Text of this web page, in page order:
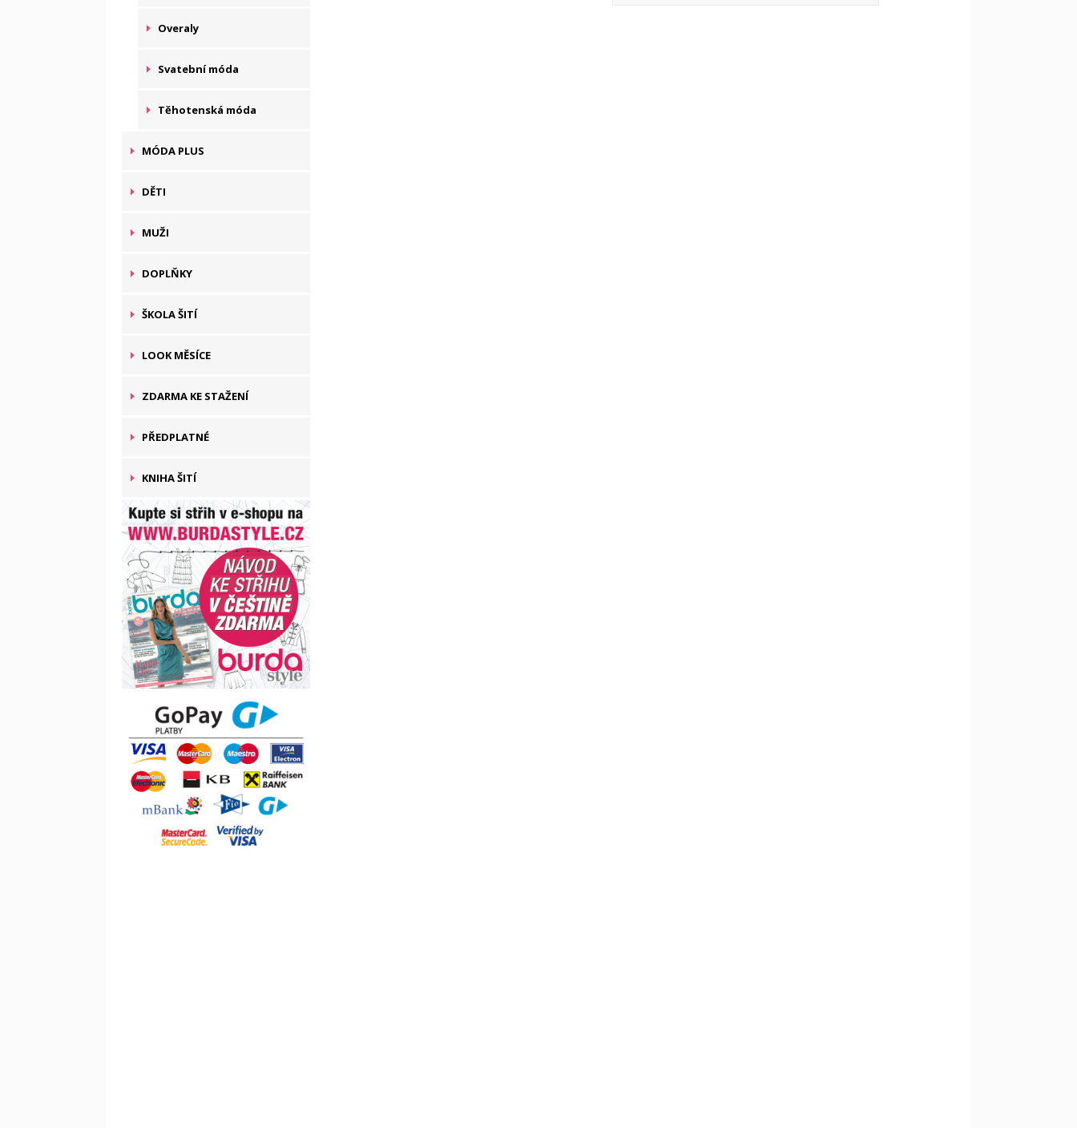
Overaly
Svatební móda
Těhotenská móda
MÓDA PLUS
DĚTI
MUŽI
DOPLŇKY
ŠKOLA ŠITÍ
LOOK MĚSÍCE
ZDARMA KE STAŽENÍ
PŘEDPLATNÉ
KNIHA ŠITÍ